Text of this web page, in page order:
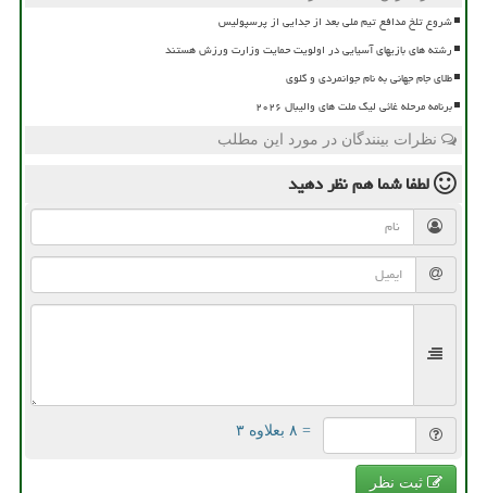
شروع تلخ مدافع تیم ملی بعد از جدایی از پرسپولیس
رشته های بازیهای آسیایی در اولویت حمایت وزارت ورزش هستند
طلای جام جهانی به نام جوانمردی و گلوی
برنامه مرحله غائی لیگ ملت های والیبال ۲۰۲۶
نظرات بینندگان در مورد این مطلب
لطفا شما همنظر دهید
= ۸ بعلاوه ۳
ثبت نظر